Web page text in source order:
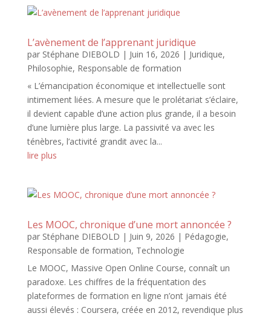
L’avènement de l’apprenant juridique
par Stéphane DIEBOLD | Juin 16, 2026 | Juridique,
Philosophie, Responsable de formation
« L’émancipation économique et intellectuelle sont
intimement liées. A mesure que le prolétariat s’éclaire,
il devient capable d’une action plus grande, il a besoin
d’une lumière plus large. La passivité va avec les
ténèbres, l’activité grandit avec la...
lire plus
Les MOOC, chronique d’une mort annoncée ?
par Stéphane DIEBOLD | Juin 9, 2026 | Pédagogie,
Responsable de formation, Technologie
Le MOOC, Massive Open Online Course, connaît un
paradoxe. Les chiffres de la fréquentation des
plateformes de formation en ligne n’ont jamais été
aussi élevés : Coursera, créée en 2012, revendique plus